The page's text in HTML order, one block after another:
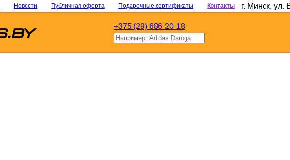
Новости Публичная оферта Подарочные сертификаты Контакты г. Минск, ул.
+375 (29) 686-20-18